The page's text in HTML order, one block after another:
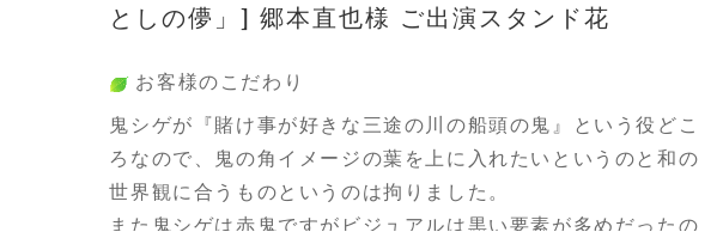
としの儚」] 郷本直也様 ご出演スタンド花
お客様のこだわり
鬼シゲが『賭け事が好きな三途の川の船頭の鬼』という役どこ
ろなので、鬼の角イメージの葉を上に入れたいというのと和の
世界観に合うものというのは拘りました。
また鬼シゲは赤鬼ですがビジュアルは黒い要素が多めだったの